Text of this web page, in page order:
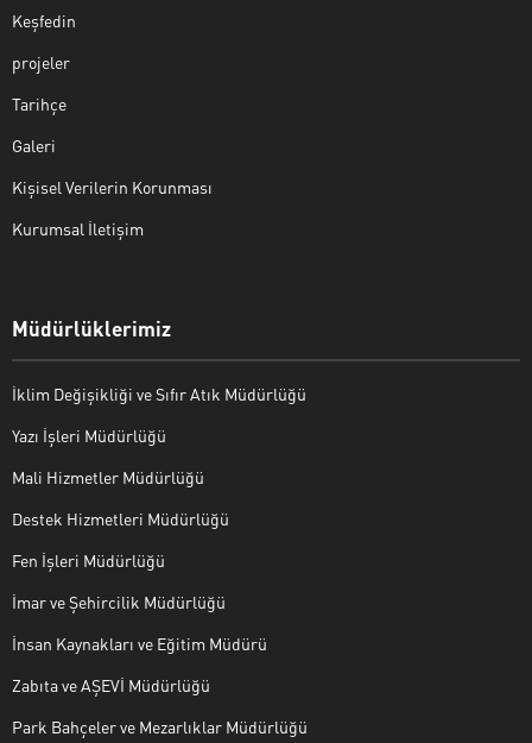
Keşfedin
projeler
Tarihçe
Galeri
Kişisel Verilerin Korunması
Kurumsal İletişim
Müdürlüklerimiz
İklim Değişikliği ve Sıfır Atık Müdürlüğü
Yazı İşleri Müdürlüğü
Mali Hizmetler Müdürlüğü
Destek Hizmetleri Müdürlüğü
Fen İşleri Müdürlüğü
İmar ve Şehircilik Müdürlüğü
İnsan Kaynakları ve Eğitim Müdürü
Zabıta ve AŞEVİ Müdürlüğü
Park Bahçeler ve Mezarlıklar Müdürlüğü